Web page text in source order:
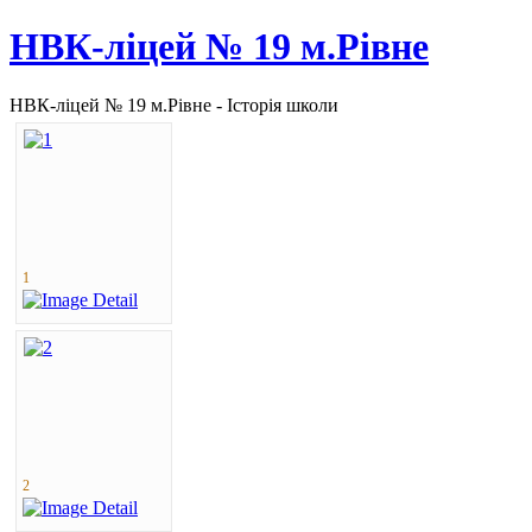
НВК-ліцей № 19 м.Рівне
НВК-ліцей № 19 м.Рівне - Історія школи
1
2